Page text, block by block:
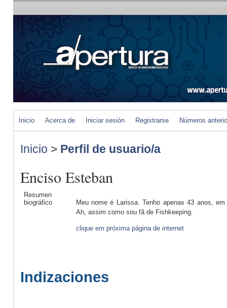
Inicio Acerca de Iniciar sesión Registrarse Números
Inicio > Perfil de usuario/a
Enciso Esteban
Resumen
biográfico
Meu nome é Larissa. Tenho apenas 43 anos,
Ah, assim como sou fã de Fishkeeping.
clique em próxima página de internet
Indizaciones